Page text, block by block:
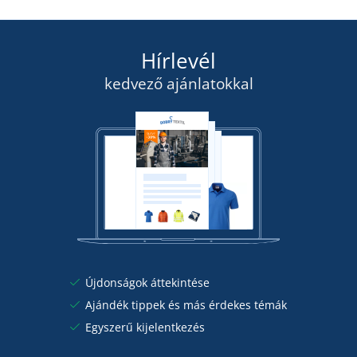
RÉSZLETEK
Hírlevél
kedvező ajánlatokkal
Újdonságok áttekintése
Ajándék tippek és más érdekes témák
Egyszerű kijelentkezés